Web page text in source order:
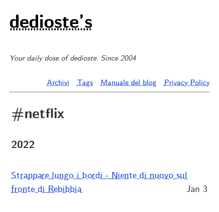
dedioste’s
Your daily dose of dedioste. Since 2004
Archivi Tags Manuale del blog Privacy Policy
#netflix
2022
Strappare lungo i bordi - Niente di nuovo sul
fronte di Rebibbia
Jan 3